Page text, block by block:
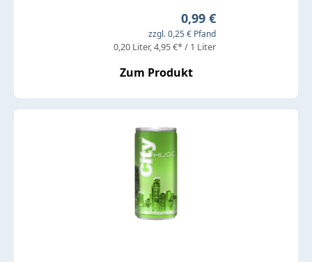
Regulärer Preis:
0,99 €
zzgl. 0,25 € Pfand
0,20 Liter 4,95 €* / 1 Liter
Zum Produkt